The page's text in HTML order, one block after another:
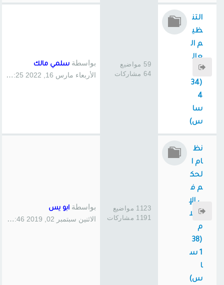
التن
ظي
م ال
عال
مي
(34
4
سا
س)
59 مواضيع
64 مشاركات
بواسطة سلمي مالك
الأربعاء مارس 16, 2022 3:25 pm
نظ
ام ا
لحك
م ف
ي الإ
سلا
م
(38
1 س
ا
س)
1123 مواضيع
1191 مشاركات
بواسطة ابو يس
الاثنين سبتمبر 02, 2019 1:46 pm